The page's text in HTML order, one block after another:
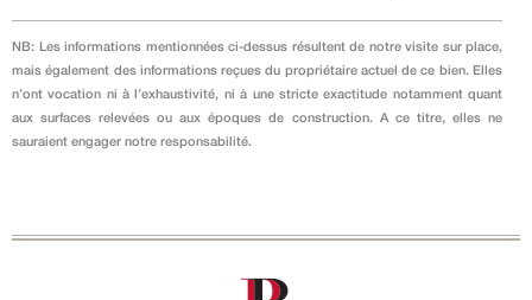
NB: Les informations mentionnées ci-dessus résultent de notre visite sur place,
mais également des informations reçues du propriétaire actuel de ce bien. Elles
n’ont vocation ni à l’exhaustivité, ni à une stricte exactitude notamment quant
aux surfaces relevées ou aux époques de construction. A ce titre, elles ne
sauraient engager notre responsabilité.